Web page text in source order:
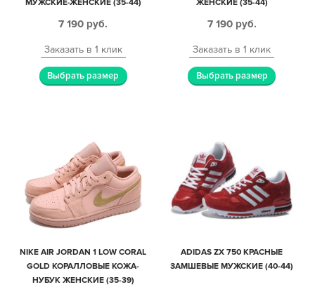
МУЖСКИЕ-ЖЕНСКИЕ (35-44)
7 190 руб.
Заказать в 1 клик
Выбрать размер
ЖЕНСКИЕ (35-44)
7 190 руб.
Заказать в 1 клик
Выбрать размер
NIKE AIR JORDAN 1 LOW CORAL
GOLD КОРАЛЛОВЫЕ КОЖА-
НУБУК ЖЕНСКИЕ (35-39)
ADIDAS ZX 750 КРАСНЫЕ
ЗАМШЕВЫЕ МУЖСКИЕ (40-44)